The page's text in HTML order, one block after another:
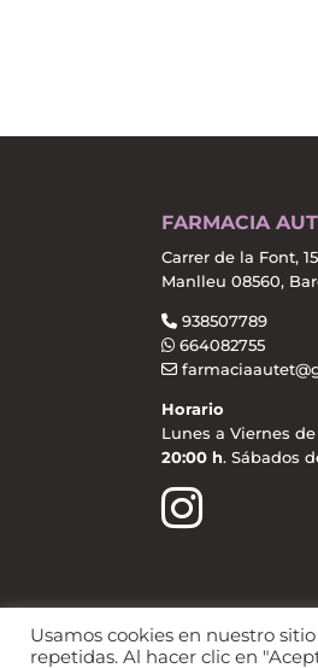
FARMACIA
Carrer de la Font, 15
Manlleu 08560,
938507789
664082755
Horario
Lunes a Viernes de
20:00 h. Sábados
Política de
Usamos cookies en nuestro
repetidas. Al hacer clic en